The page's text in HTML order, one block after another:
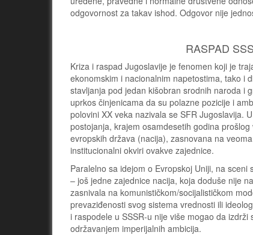
odgovornost za takav ishod. Odgovor nije
RASPAD
Kriza i raspad Jugoslavije je fenomen koji je
ekonomskim i nacionalnim napetostima, tako i
stavljanja pod jedan kišobran srodnih naroda i
uprkos činjenicama da su polazne pozicije i
polovini XX veka nazivala se SFR Jugoslavija.
postojanja, krajem osamdesetih godina
evropskih država (nacija), zasnovana na
institucionalni okviri ovakve zajednice.
Paralelno sa idejom o Evropskoj Uniji, na
– još jedne zajednice nacija, koja doduše nije
zasnivala na komunističkom/socijalističkom
prevaziđenosti svog sistema vrednosti ili
i raspodele u SSSR-u nije više mogao da
održavanjem imperijalnih ambicija.